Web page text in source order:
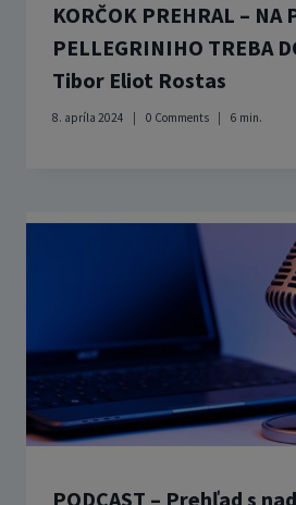
KORČOK PREHRAL – NA
PELLEGRINIHO TREBA
Tibor Eliot Rostas
8. apríla 2024 0 Comments 6 min.
PODCAST – Prehľad s